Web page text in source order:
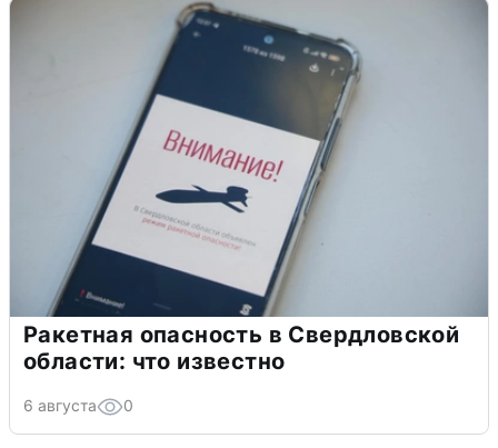
Ракетная опасность в Свердловской
области: что известно
6 августа 0